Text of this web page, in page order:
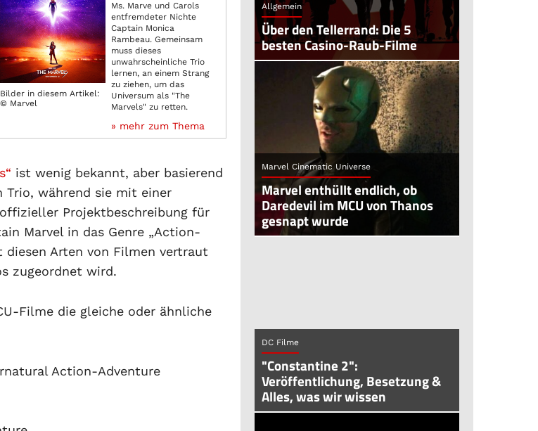
Bilder in diesem Artikel:
© Marvel
Ms. Marve und Carols
entfremdeter Nichte
Captain Monica
Rambeau. Gemeinsam
muss dieses
unwahrscheinliche Trio
lernen, an einem Strang
zu ziehen, um das
Universum als "The
Marvels" zu retten.
» mehr zum Thema
ist wenig bekannt, aber basierend
Trio, während sie mit einer
Projektbeschreibung für
Marvel in das Genre „Action-
diesen Arten von Filmen vertraut
zugeordnet wird.
Filme die gleiche oder ähnliche
Action-Adventure
Allgemein
Über den Tellerrand: Die 5
besten Casino-Raub-Filme
Marvel Cinematic Universe
Marvel enthüllt endlich, ob
Daredevil im MCU von Thanos
gesnapt wurde
DC Filme
"Constantine 2":
Veröffentlichung, Besetzung &
Alles, was wir wissen